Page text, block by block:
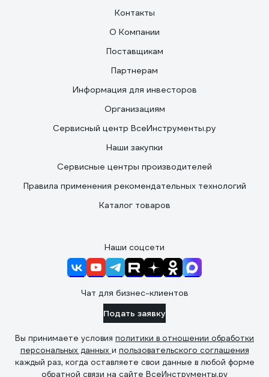
Контакты
О Компании
Поставщикам
Партнерам
Информация для инвесторов
Организациям
Сервисный центр ВсеИнструменты.ру
Наши закупки
Сервисные центры производителей
Правила применения рекомендательных технологий
Каталог товаров
Наши соцсети
Чат для бизнес-клиентов
Подать заявку
Вы принимаете условия политики в отношении обработки
персональных данных и пользовательского соглашения
каждый раз, когда оставляете свои данные в любой форме
обратной связи на сайте ВсеИнструменты.ру